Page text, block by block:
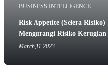
BUSINESS INTELLIGENCE
Risk Appetite (Selera Risiko)
Mengurangi Risiko Kerugian
March,11 2023